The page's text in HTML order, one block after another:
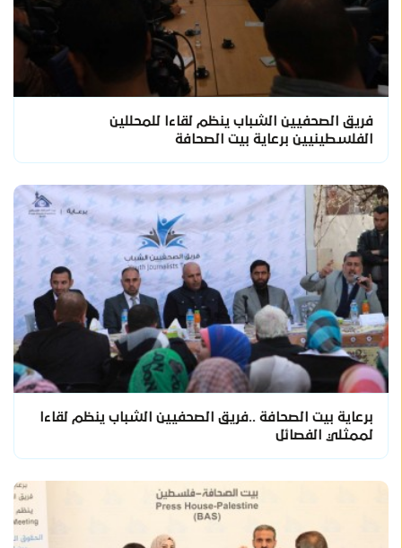
فريق الصحفيين الشباب ينظم لقاءا للمحللين
الفلسطينيين برعاية بيت الصحافة
برعاية بيت الصحافة ..فريق الصحفيين الشباب ينظم لقاءا
لممثلي الفصائل